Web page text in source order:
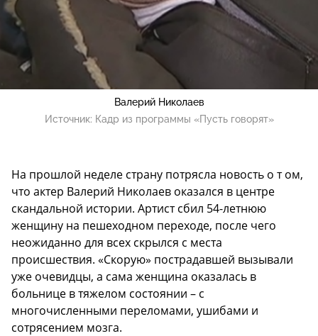
Валерий Николаев
Источник: Кадр из программы «Пусть говорят»
На прошлой неделе страну потрясла новость о т ом,
что актер Валерий Николаев оказался в центре
скандальной истории. Артист сбил 54-летнюю
женщину на пешеходном переходе, после чего
неожиданно для всех скрылся с места
происшествия. «Скорую» пострадавшей вызывали
уже очевидцы, а сама женщина оказалась в
больнице в тяжелом состоянии – с
многочисленными переломами, ушибами и
сотрясением мозга.